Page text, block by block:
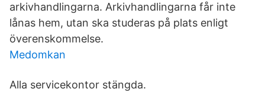
arkivhandlingarna. Arkivhandlingarna får inte
lånas hem, utan ska studeras på plats enligt
överenskommelse.
Medomkan
Alla servicekontor stängda.